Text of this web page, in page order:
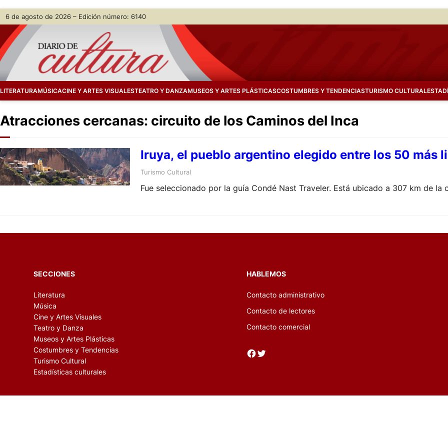
Skip
content
6 de agosto de 2026 – Edición número: 6140
LITERATURAMÚSICACINE Y ARTES VISUALESTEATRO Y DANZAMUSEOS Y ARTES PLÁSTICASCOSTUMBRES Y TENDENCIASTURISMO CULTURAL
Atracciones cercanas: circuito de los Caminos del Inca
Iruya, el pueblo argentino elegido entre los 50 más
Turismo Cultural
Fue seleccionado por la guía Condé Nast Traveler. Está ubicado a 307 km de la
SECCIONES
Literatura
Música
Cine y Artes Visuales
Teatro y Danza
Museos y Artes Plásticas
Costumbres y Tendencias
Turismo Cultural
Estadísticas culturales
HABLEMOS
Contacto administrativo
Contacto de lectores
Contacto comercial
Facebook Twitter